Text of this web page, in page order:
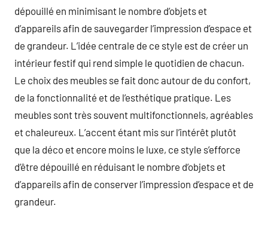
dépouillé en minimisant le nombre d’objets et
d’appareils afin de sauvegarder l’impression d’espace et
de grandeur. L’idée centrale de ce style est de créer un
intérieur festif qui rend simple le quotidien de chacun.
Le choix des meubles se fait donc autour de du confort,
de la fonctionnalité et de l’esthétique pratique. Les
meubles sont très souvent multifonctionnels, agréables
et chaleureux. L’accent étant mis sur l’intérêt plutôt
que la déco et encore moins le luxe, ce style s’efforce
d’être dépouillé en réduisant le nombre d’objets et
d’appareils afin de conserver l’impression d’espace et de
grandeur.